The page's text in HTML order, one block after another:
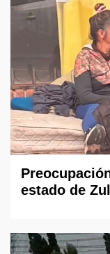
estado de